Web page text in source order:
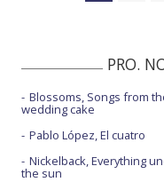
PRO.
Blossoms, Songs from
wedding cake
Pablo López, El cuatro
Nickelback, Everything
the sun